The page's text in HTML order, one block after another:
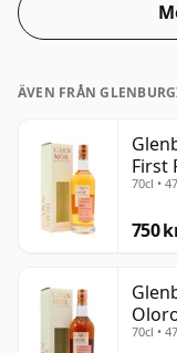
ÄVEN FRÅN
First
70cl •
750
70cl •